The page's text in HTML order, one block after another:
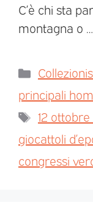
C’è chi sta
montagna o …
principali
12
giocattoli
congressi